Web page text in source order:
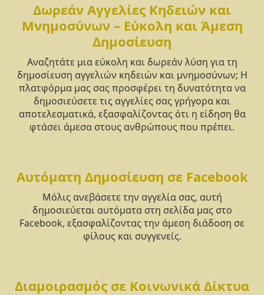
Δωρεάν Αγγελίες Κηδειών και
Μνημοσύνων – Εύκολη και Άμεση
Δημοσίευση
Αναζητάτε μια εύκολη και δωρεάν λύση για τη
δημοσίευση αγγελιών κηδειών και μνημοσύνων; Η
πλατφόρμα μας σας προσφέρει τη δυνατότητα να
δημοσιεύσετε τις αγγελίες σας γρήγορα και
αποτελεσματικά, εξασφαλίζοντας ότι η είδηση θα
φτάσει άμεσα στους ανθρώπους που πρέπει.
Αυτόματη Δημοσίευση σε Facebook
Μόλις ανεβάσετε την αγγελία σας, αυτή
δημοσιεύεται αυτόματα στη σελίδα μας στο
Facebook, εξασφαλίζοντας την άμεση διάδοση σε
φίλους και συγγενείς.
Διαμοιρασμός σε Κοινωνικά Δίκτυα